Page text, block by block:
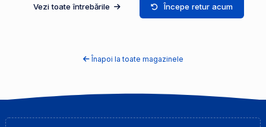
Vezi toate întrebările Începe retur acum
Înapoi la toate magazinele